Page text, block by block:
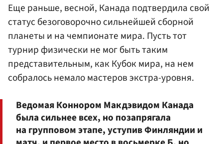
Еще раньше, весной, Канада подтвердила свой
статус безоговорочно сильнейшей сборной
планеты и на чемпионате мира. Пусть тот
турнир физически не мог быть таким
представительным, как Кубок мира, на нем
собралось немало мастеров экстра-уровня.
Ведомая Коннором Макдэвидом Канада
была сильнее всех, но позапрягала
на групповом этапе, уступив Финляндии и